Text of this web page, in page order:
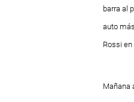
barra al
auto
Rossi
Mañana